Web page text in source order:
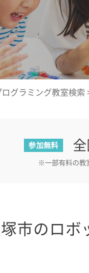
グラミング教室検索
参加無料
※一部有料の教
塚市のロボ